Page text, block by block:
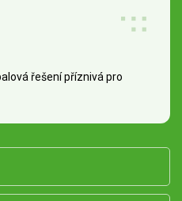
řešení příznivá pro